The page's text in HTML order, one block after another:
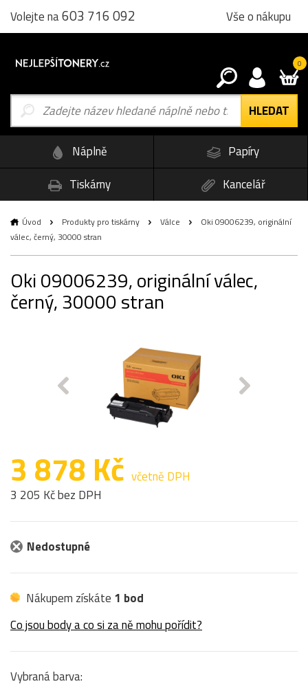
Volejte na603 716 092 Vše o nákupu
0
Náplně
Papíry
Tiskárny
Kancelář
Úvod Produkty pro tiskárny Válce
Oki 09006239, originální
válec, černý, 30000 stran
Oki 09006239, originální válec,
černý, 30000 stran
3 878 Kč včetně DPH
3 205 Kč bez DPH
Nedostupné
Nákupem získáte 1 bod
Co jsou body a co si za ně mohu pořídit?
Vybraná barva: